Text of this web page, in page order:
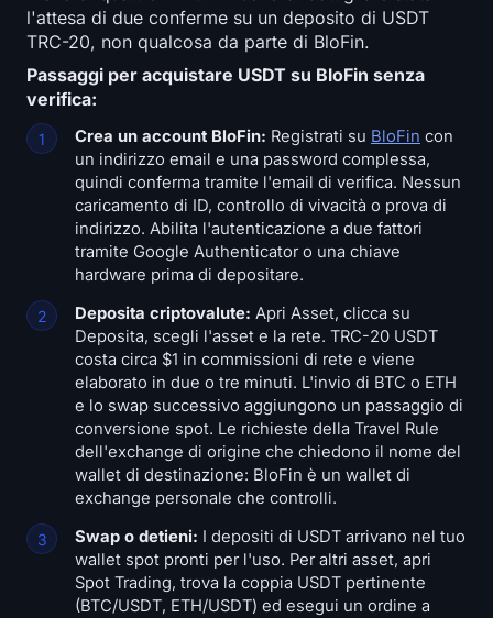
l'attesa di due conferme su un deposito di USDT
TRC-20, non qualcosa da parte di BloFin.
Passaggi per acquistare USDT su BloFin senza
verifica:
Crea un account BloFin: Registrati su BloFin con
un indirizzo email e una password complessa,
quindi conferma tramite l'email di verifica. Nessun
caricamento di ID, controllo di vivacità o prova di
indirizzo. Abilita l'autenticazione a due fattori
tramite Google Authenticator o una chiave
hardware prima di depositare.
Deposita criptovalute: Apri Asset, clicca su
Deposita, scegli l'asset e la rete. TRC-20 USDT
costa circa $1 in commissioni di rete e viene
elaborato in due o tre minuti. L'invio di BTC o ETH
e lo swap successivo aggiungono un passaggio di
conversione spot. Le richieste della Travel Rule
dell'exchange di origine che chiedono il nome del
wallet di destinazione: BloFin è un wallet di
exchange personale che controlli.
Swap o detieni: I depositi di USDT arrivano nel tuo
wallet spot pronti per l'uso. Per altri asset, apri
Spot Trading, trova la coppia USDT pertinente
(BTC/USDT, ETH/USDT) ed esegui un ordine a